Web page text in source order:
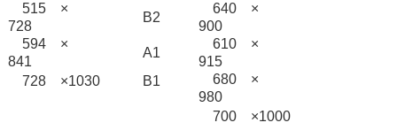
515 ×
728
B2
594 ×
841
A1
728 ×1030
B1
640 ×
900
610 ×
915
680 ×
980
700 ×1000